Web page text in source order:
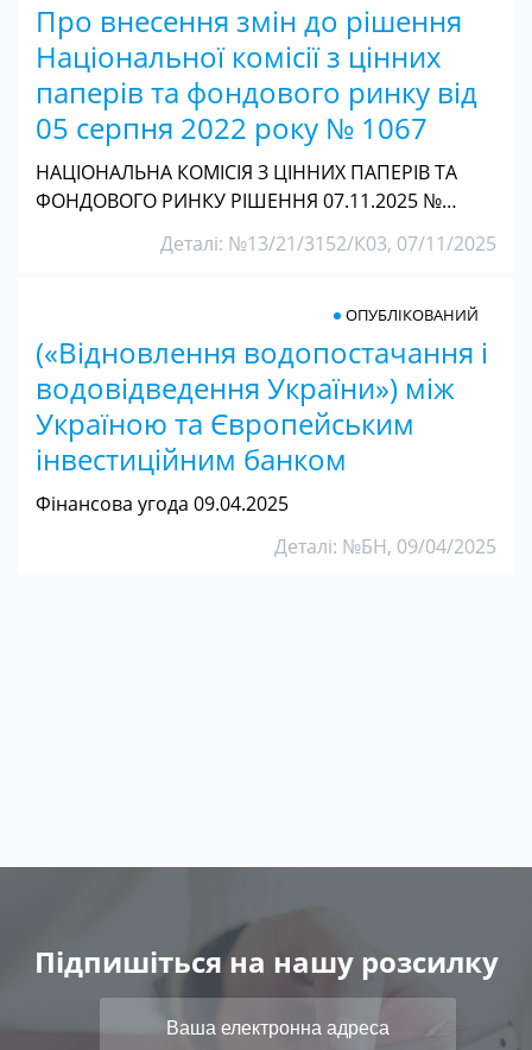
Про внесення змін до рішення
Національної комісії з цінних
паперів та фондового ринку від
05 серпня 2022 року № 1067
НАЦІОНАЛЬНА КОМІСІЯ З ЦІННИХ ПАПЕРІВ ТА
ФОНДОВОГО РИНКУ РІШЕННЯ 07.11.2025 №…
Деталі: №13/21/3152/К03, 07/11/2025
(«Відновлення водопостачання і
водовідведення України») між
Україною та Європейським
інвестиційним банком
ОПУБЛІКОВАНИЙ
Фінансова угода 09.04.2025
Деталі: №БН, 09/04/2025
Підпишіться на нашу розсилку